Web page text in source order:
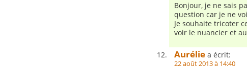
Bonjour, je ne sais
question car je ne
Je souhaite tricoter
voir le nuancier et
Aurélie a écrit:
22 août 2013 à 14:40